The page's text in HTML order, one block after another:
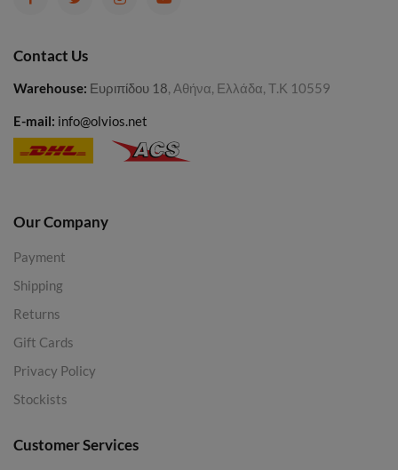
Contact Us
Warehouse: Ευριπίδου 18, Αθήνα, Ελλάδα, Τ.Κ 10559
E-mail: info@olvios.net
Our Company
Payment
Shipping
Returns
Gift Cards
Privacy Policy
Stockists
Customer Services